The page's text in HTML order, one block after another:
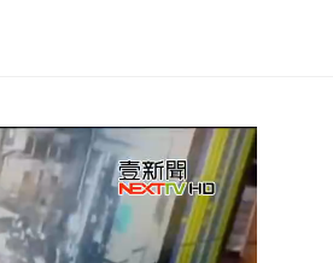
共遭起訴...
車釀3傷